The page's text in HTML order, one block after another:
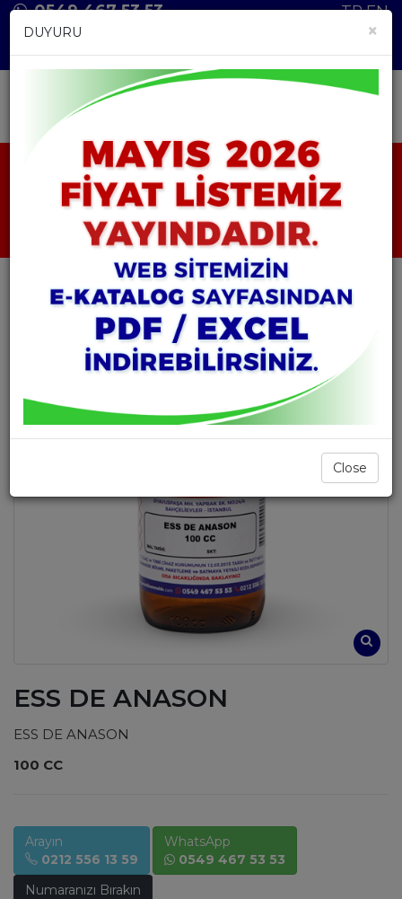
0549 467 53 53 TREN
ANASAYFA ÜRÜNLER HAMMADDELER ESS DE ANASON
ESS DE ANASON
ESS DE ANASON
ESS DE ANASON
100 CC
Arayın
0212 556 13 59
WhatsApp
0549 467 53 53
Numaranızı Bırakın
×
DUYURU
Close